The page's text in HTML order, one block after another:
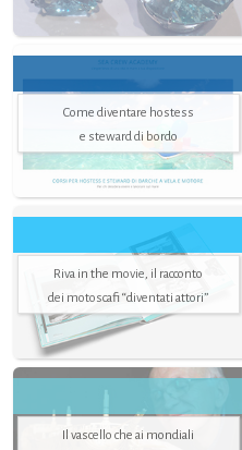
Come diventare hostess
e steward di bordo
Riva in the movie, il racconto
dei motoscafi “diventati attori”
Il vascello che ai mondiali